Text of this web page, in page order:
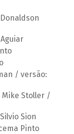
/ versão:
Mike Stoller /
Sion
Pinto